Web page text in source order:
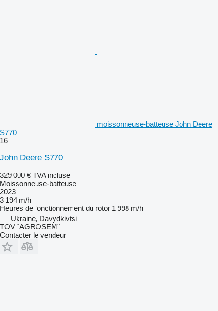
moissonneuse-batteuse John Deere
S770
16
John Deere S770
329 000 € TVA incluse
Moissonneuse-batteuse
2023
3 194 m/h
Heures de fonctionnement du rotor 1 998 m/h
Ukraine, Davydkivtsi
TOV "AGROSEM"
Contacter le vendeur